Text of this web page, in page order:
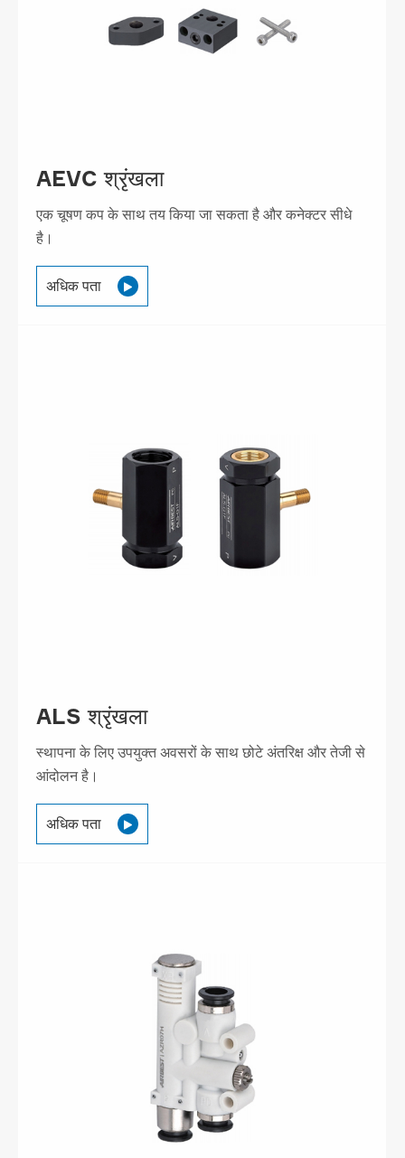
AEVC श्रृंखला
एक चूषण कप के साथ तय किया जा सकता है और कनेक्टर सीधे
है।
अधिक पता 
ALS श्रृंखला
स्थापना के लिए उपयुक्त अवसरों के साथ छोटे अंतरिक्ष और तेजी से
आंदोलन है।
अधिक पता 